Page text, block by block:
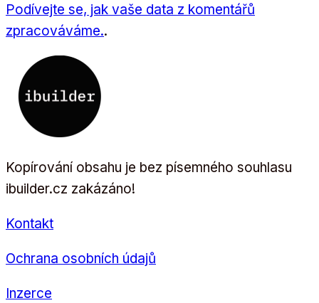
Podívejte se, jak vaše data z komentářů
zpracováváme..
Kopírování obsahu je bez písemného souhlasu
ibuilder.cz zakázáno!
Kontakt
Ochrana osobních údajů
Inzerce